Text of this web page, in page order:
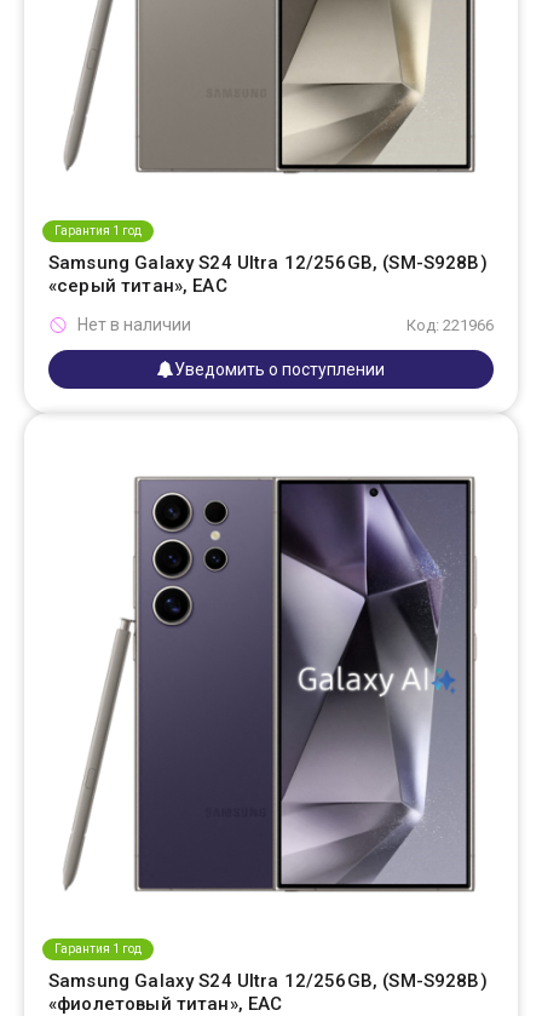
Гарантия 1 год
Samsung Galaxy S24 Ultra 12/256GB, (SM-S928B)
«серый титан», EAC
Код: 221966
Нет в наличии
Уведомить о поступлении
Гарантия 1 год
Samsung Galaxy S24 Ultra 12/256GB, (SM-S928B)
«фиолетовый титан», EAC